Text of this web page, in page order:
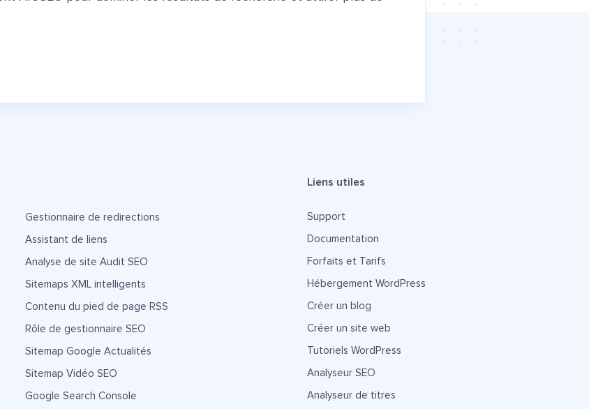
Gestionnaire de redirections
Assistant de liens
Analyse de site Audit SEO
Sitemaps XML intelligents
Contenu du pied de page RSS
Rôle de gestionnaire SEO
Sitemap Google Actualités
Sitemap Vidéo SEO
Google Search Console
Liens utiles
Support
Documentation
Forfaits et Tarifs
Hébergement WordPress
Créer un blog
Créer un site web
Tutoriels WordPress
Analyseur SEO
Analyseur de titres